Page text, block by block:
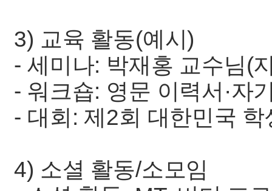
3) 교육 활동(예시)
- 세미나: 박재홍 교수님(
- 워크숍: 영문 이력서·자
- 대회: 제2회 대한민국
4) 소셜 활동/소모임